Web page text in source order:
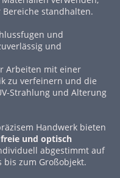
standhalten.
und
und
Arbeiten mit einer
zu verfeinern und die
Strahlung und Alterung
Handwerk bieten
und optisch
abgestimmt auf
bis zum Großobjekt.